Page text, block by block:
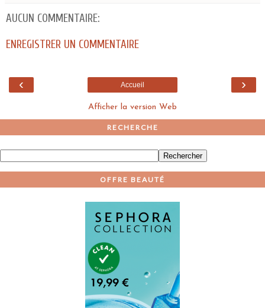
AUCUN COMMENTAIRE:
ENREGISTRER UN COMMENTAIRE
‹ ›
Accueil
Afficher la version Web
RECHERCHE
OFFRE BEAUTÉ